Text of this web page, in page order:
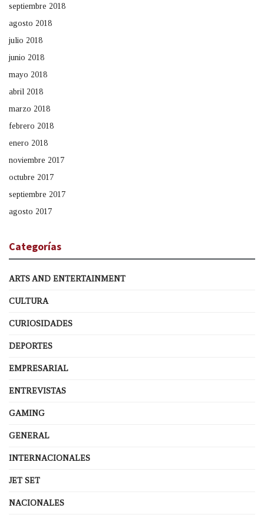
septiembre 2018
agosto 2018
julio 2018
junio 2018
mayo 2018
abril 2018
marzo 2018
febrero 2018
enero 2018
noviembre 2017
octubre 2017
septiembre 2017
agosto 2017
Categorías
ARTS AND ENTERTAINMENT
CULTURA
CURIOSIDADES
DEPORTES
EMPRESARIAL
ENTREVISTAS
GAMING
GENERAL
INTERNACIONALES
JET SET
NACIONALES